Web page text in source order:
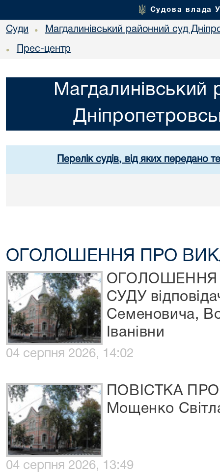
Судова влада
Суди • Магдалинівський районний суд
• Прес-центр
Магдалинівський
Перелік судів, від яких передано
ОГОЛОШЕННЯ ПРО
ОГОЛОШЕННЯ
СУДУ
Семеновича,
Іванівни
04 серпня 2026, 14:02
ПОВІСТКА
Мощенко
04 серпня 2026, 13:49